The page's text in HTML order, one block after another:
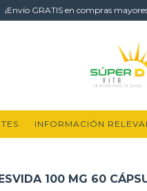
¡Envío GRATIS en compras
INFORMACIÓN
100 MG 60